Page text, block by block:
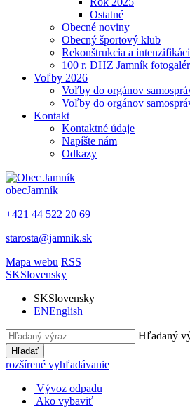
Ostatné
Obecné noviny
Obecný športový klub
Rekonštrukcia a
100 r. DHZ Jamník
Voľby 2026
Voľby do orgánov
Voľby do orgánov
Kontakt
Kontaktné údaje
Napíšte nám
Odkazy
obecJamník
+421 44 522 20 69
starosta@jamnik.sk
Mapa webu RSS
SKSlovensky
SKSlovensky
ENEnglish
Hľadaný
Hľadať
rozšírené vyhľadávanie
Vývoz odpadu
Ako vybaviť